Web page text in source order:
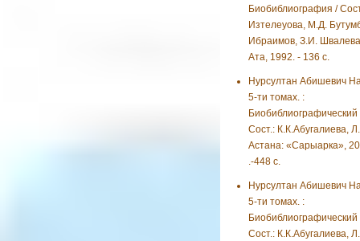
Биобиблиография /
Изтелеуова, М.Д.
Ибраимов, З.И.
Ата, 1992. - 136 с.
Нурсултан Абишевич
5-ти томах. :
Биобиблиографический
Сост.: К.К.Абугалиева,
Астана: «Сарыарка»,
.-448 с.
Нурсултан Абишевич
5-ти томах. :
Биобиблиографический
Сост.: К.К.Абугалиева,